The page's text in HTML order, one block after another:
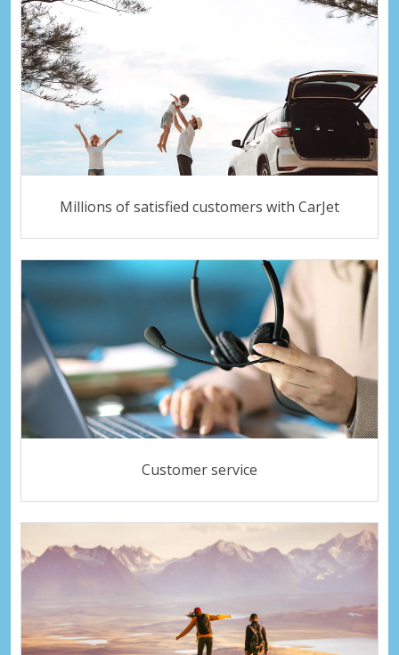
Millions of satisfied customers with CarJet
Customer service